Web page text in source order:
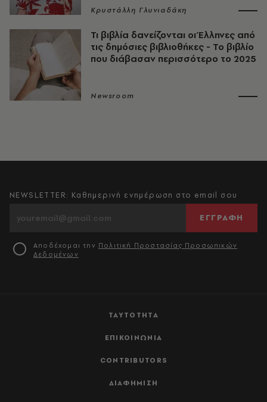
Κρυστάλλη Γλυνιαδάκη
Τι βιβλία δανείζονται οι Έλληνες από
τις δημόσιες βιβλιοθήκες - Το βιβλίο
που διάβασαν περισσότερο το 2025
Newsroom
ΤΑΥΤΟΤΗΤΑ
ΕΠΙΚΟΙΝΩΝΙΑ
CONTRIBUTORS
ΔΙΑΦΗΜΙΣΗ
NEWSLETTER: Καθημερινή ενημέρωση στο email σου
ΕΓΓΡΑΦΗ
Αποδέχομαι την Πολιτική Προστασίας Προσωπικών
Δεδομένων